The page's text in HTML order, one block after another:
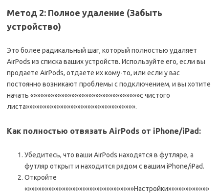
Метод 2: Полное удаление (Забыть
устройство)
Это более радикальный шаг, который полностью удаляет
AirPods из списка ваших устройств. Используйте его, если вы
продаете AirPods, отдаете их кому-то, или если у вас
постоянно возникают проблемы с подключением, и вы хотите
начать «»»»»»»»»»»»»»»»»»»»»»»»»»»»»»»»с чистого
листа»»»»»»»»»»»»»»»»»»»»»»»»»»»»»»»».
Как полностью отвязать AirPods от iPhone/iPad:
Убедитесь, что ваши AirPods находятся в футляре, а
футляр открыт и находится рядом с вашим iPhone/iPad.
Откройте
«»»»»»»»»»»»»»»»»»»»»»»»»»»»»»»»Настройки»»»»»»»»»»»»